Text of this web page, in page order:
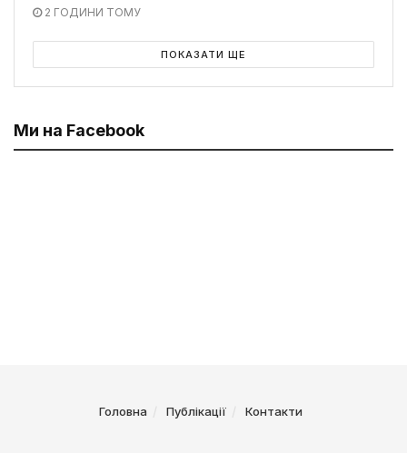
2 ГОДИНИ ТОМУ
ПОКАЗАТИ ЩЕ
Ми на Facebook
Головна Публікації Контакти